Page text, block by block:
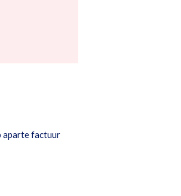
aparte factuur